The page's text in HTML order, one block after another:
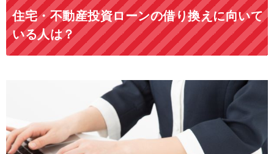
住宅・不動産投資ローンの借り換えに向いて
いる人は？